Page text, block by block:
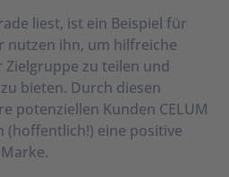
liest, ist ein Beispiel für
nutzen ihn, um hilfreiche
Zielgruppe zu teilen und
bieten. Durch diesen
potenziellen Kunden CELUM
(hoffentlich!) eine positive